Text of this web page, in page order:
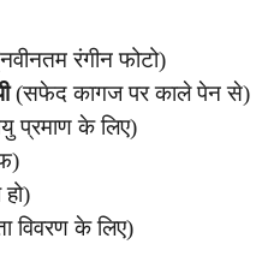
रंगीन फोटो)
(सफेद कागज पर काले पेन से)
प्रमाण के लिए)
विवरण के लिए)